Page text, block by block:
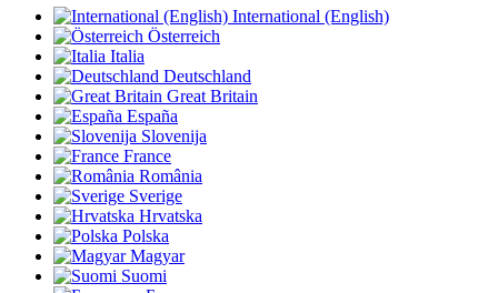
International (English)
Österreich
Italia
Deutschland
Great Britain
España
Slovenija
France
România
Sverige
Hrvatska
Polska
Magyar
Suomi